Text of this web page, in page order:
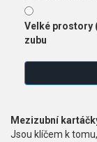
Velké prostory
zubu
Mezizubní
Jsou klíčem k